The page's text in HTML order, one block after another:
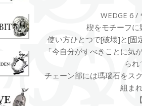
WEDGE 6 /
楔をモチーフ
使い方ひとつで[破壊]と[固
「今自分がすべきことに気
ら
チェーン部には瑪瑙石をス
組ま